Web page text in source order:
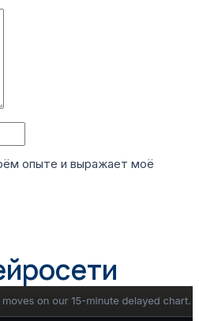
опыте и выражает моё